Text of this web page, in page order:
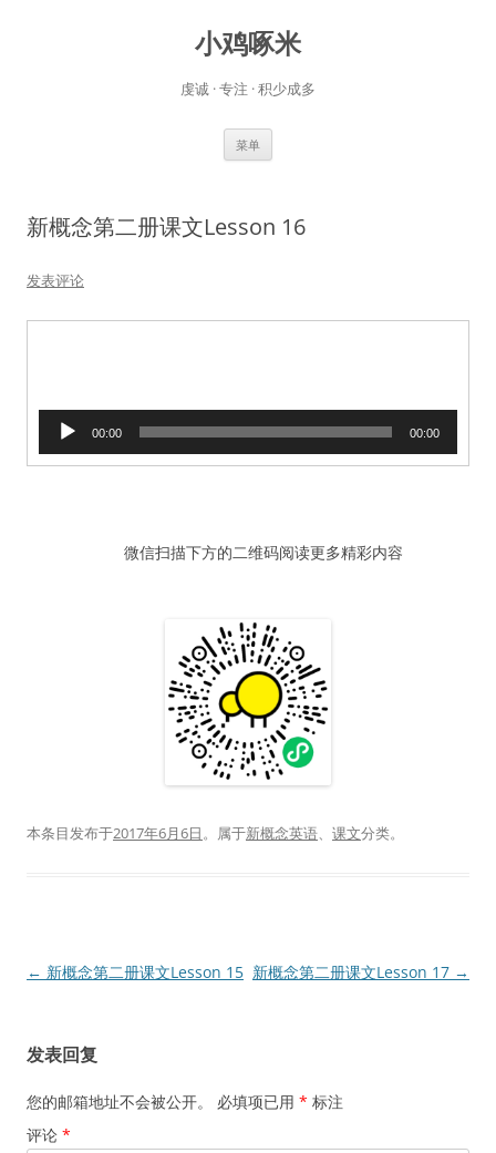
小鸡啄米
虔诚 · 专注 · 积少成多
菜单
新概念第二册课文Lesson 16
发表评论
播
00:00 00:00
微信扫描下方的二维码阅读更多精彩内容
本条目发布于2017年6月6日。属于新概念英语、 课文分类。
文
航
← 新概念第二册课文Lesson 15 新概念第二册课文Lesson 17 →
发表回复
您的邮箱地址不会被公开。 必填项已用 * 标注
评论 *